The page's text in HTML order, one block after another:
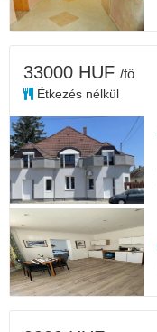
33000 HUF /fő
Étkezés nélkül